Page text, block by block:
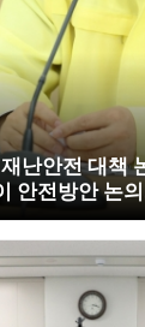
난안전 대책
안전방안 논